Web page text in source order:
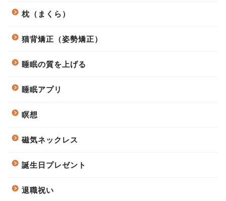
枕（まくら）
猫背矯正（姿勢矯正）
睡眠の質を上げる
睡眠アプリ
瞑想
磁気ネックレス
誕生日プレゼント
退職祝い